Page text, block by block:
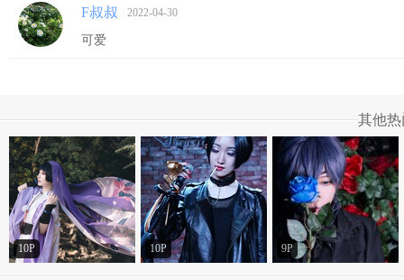
F叔叔 2022-04-30
可爱
其他
10P 10P 9P